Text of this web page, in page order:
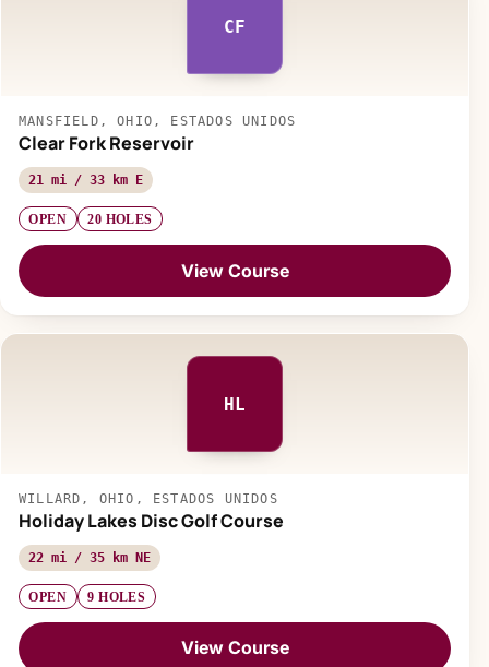
CF
MANSFIELD, OHIO, ESTADOS UNIDOS
Clear Fork Reservoir
21 mi / 33 km E
OPEN 20 HOLES
View Course
HL
WILLARD, OHIO, ESTADOS UNIDOS
Holiday Lakes Disc Golf Course
22 mi / 35 km NE
OPEN 9 HOLES
View Course